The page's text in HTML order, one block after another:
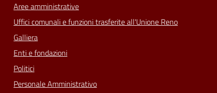
Aree amministrative
Uffici comunali e funzioni trasferite all'Unione Reno
Galliera
Enti e fondazioni
Politici
Personale Amministrativo